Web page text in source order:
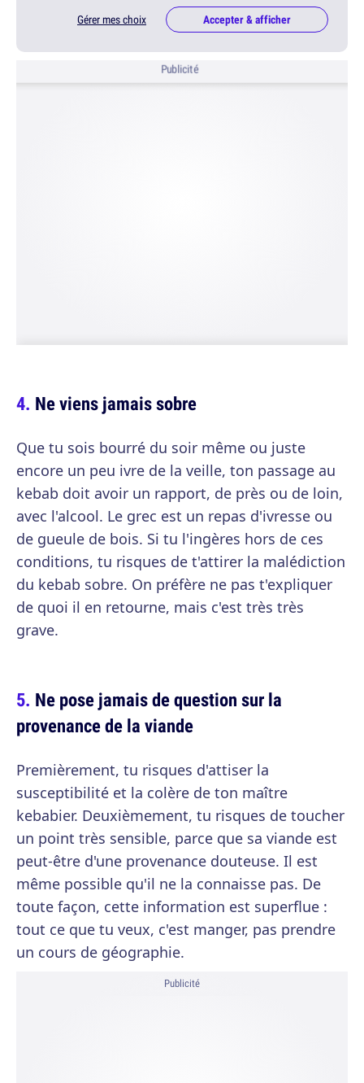
Gérer mes choix Accepter & afficher
Publicité
Ne viens jamais sobre
Que tu sois bourré du soir même ou juste
encore un peu ivre de la veille, ton passage au
kebab doit avoir un rapport, de près ou de loin,
avec l'alcool. Le grec est un repas d'ivresse ou
de gueule de bois. Si tu l'ingères hors de ces
conditions, tu risques de t'attirer la malédiction
du kebab sobre. On préfère ne pas t'expliquer
de quoi il en retourne, mais c'est très très
grave.
Ne pose jamais de question sur la
provenance de la viande
Premièrement, tu risques d'attiser la
susceptibilité et la colère de ton maître
kebabier. Deuxièmement, tu risques de toucher
un point très sensible, parce que sa viande est
peut-être d'une provenance douteuse. Il est
même possible qu'il ne la connaisse pas. De
toute façon, cette information est superflue :
tout ce que tu veux, c'est manger, pas prendre
un cours de géographie.
Publicité